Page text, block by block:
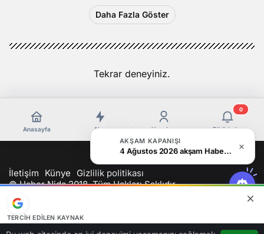
Daha Fazla Göster
Tekrar deneyiniz.
AKŞAM KAPANIŞI
4 Ağustos 2026 akşam Haber Bülteni
Anasayfa Akış Hesabım Bildirimler
0
İletişim Künye
Gizlilik politikası
© Haber Nida 2018, Tüm Hakları Saklıdır
TERCIH EDILEN KAYNAK